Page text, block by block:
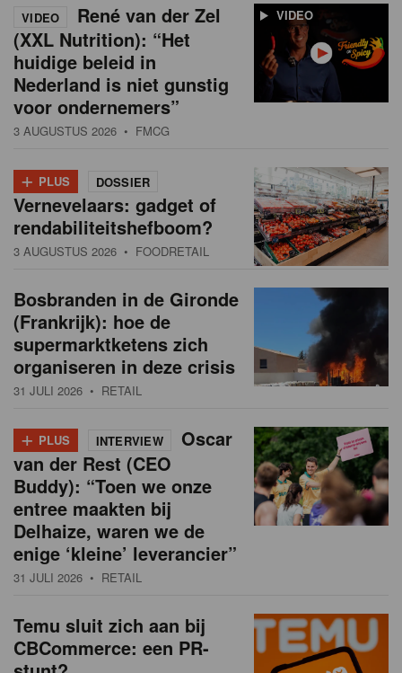
VIDEO
VIDEO
René van der Zel
(XXL Nutrition): “Het
huidige beleid in
Nederland is niet gunstig
voor ondernemers”
3 AUGUSTUS 2026 • FMCG
+ PLUS DOSSIER
Vernevelaars: gadget of
rendabiliteitshefboom?
3 AUGUSTUS 2026 • FOODRETAIL
Bosbranden in de Gironde
(Frankrijk): hoe de
supermarktketens zich
organiseren in deze crisis
31 JULI 2026 • RETAIL
+ PLUS INTERVIEW
Oscar
van der Rest (CEO
Buddy): “Toen we onze
entree maakten bij
Delhaize, waren we de
enige ‘kleine’ leverancier”
31 JULI 2026 • RETAIL
Temu sluit zich aan bij
CBCommerce: een PR-